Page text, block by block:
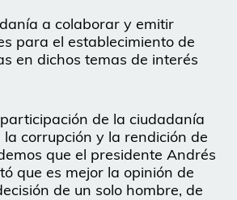
a colaborar y emitir
para el establecimiento de
en dichos temas de interés
de la ciudadanía
corrupción y la rendición de
que el presidente Andrés
que es mejor la opinión de
de un solo hombre, de